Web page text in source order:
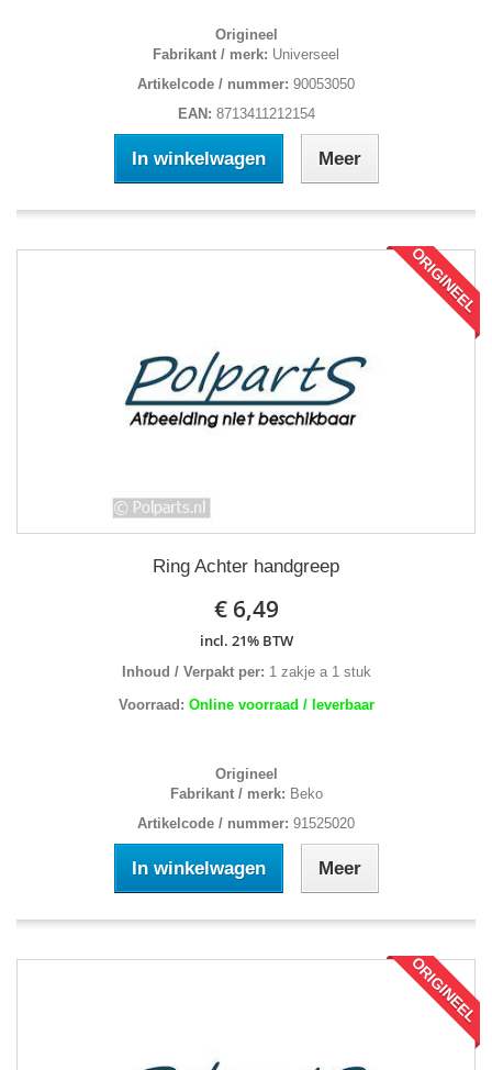
Origineel
Fabrikant / merk: Universeel
Artikelcode / nummer: 90053050
EAN: 8713411212154
In winkelwagen Meer
ORIGINEEL
Ring Achter handgreep
€ 6,49
incl. 21% BTW
Inhoud / Verpakt per: 1 zakje a 1 stuk
Voorraad: Online voorraad / leverbaar
Origineel
Fabrikant / merk: Beko
Artikelcode / nummer: 91525020
In winkelwagen Meer
ORIGINEEL